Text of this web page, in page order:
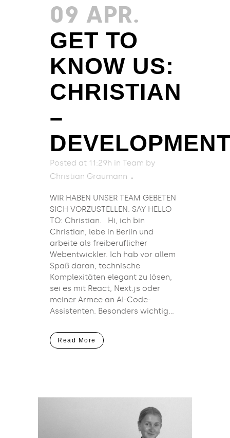
09 APR.
GET TO
KNOW US:
CHRISTIAN
–
Posted at 11:29h in Team by
Christian Graumann
WIR HABEN UNSER TEAM GEBETEN
SICH VORZUSTELLEN. SAY HELLO
TO: Christian. Hi, ich bin
Christian, lebe in Berlin und
arbeite als freiberuflicher
Webentwickler. Ich hab vor allem
Spaß daran, technische
Komplexitäten elegant zu lösen,
sei es mit React, Next.js oder
meiner Armee an AI-Code-
Assistenten. Besonders wichtig...
Read More